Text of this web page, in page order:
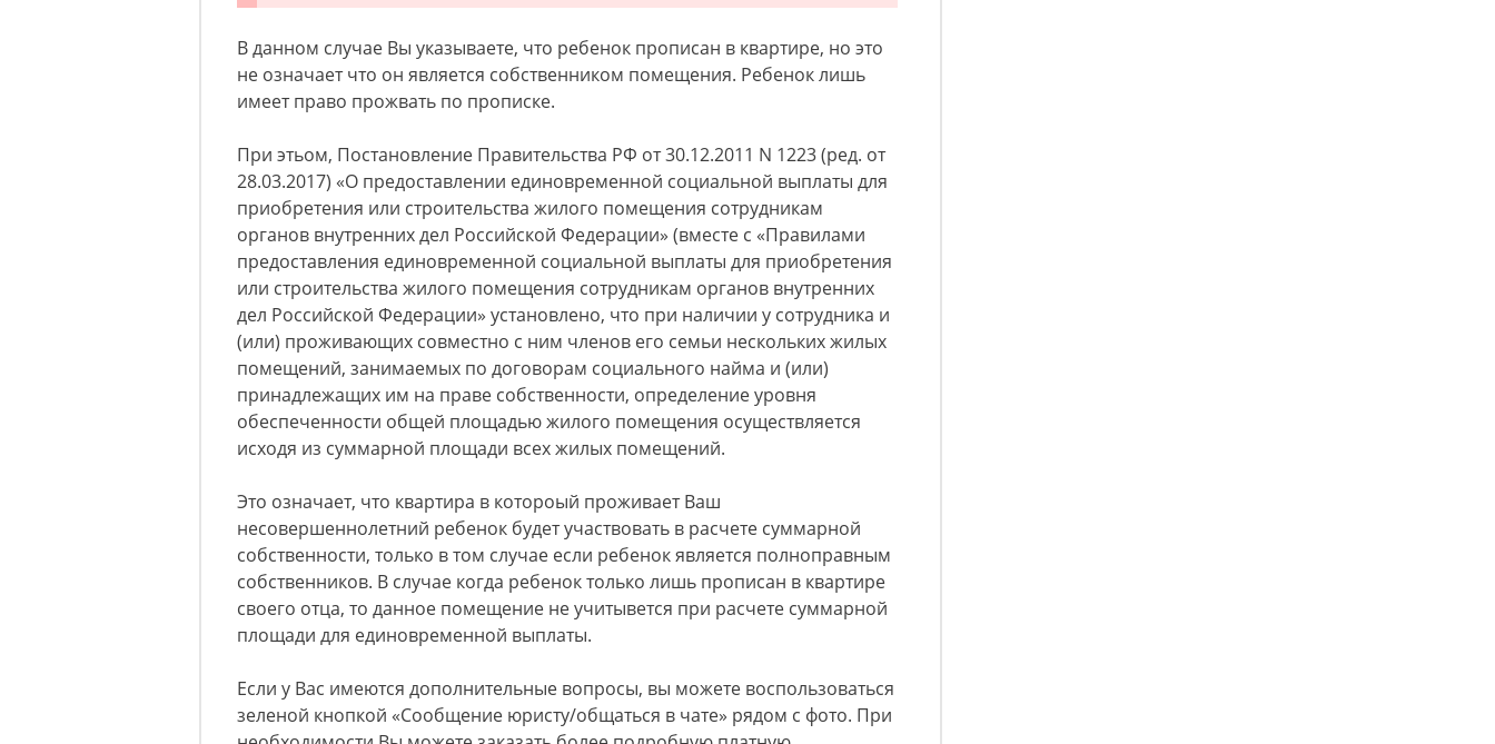
В данном случае Вы указываете, что ребенок прописан в квартире, но это
не означает что он является собственником помещения. Ребенок лишь
имеет право прожвать по прописке.
При этьом, Постановление Правительства РФ от 30.12.2011 N 1223 (ред. от
28.03.2017) «О предоставлении единовременной социальной выплаты для
приобретения или строительства жилого помещения сотрудникам
органов внутренних дел Российской Федерации» (вместе с «Правилами
предоставления единовременной социальной выплаты для приобретения
или строительства жилого помещения сотрудникам органов внутренних
дел Российской Федерации» установлено, что при наличии у сотрудника и
(или) проживающих совместно с ним членов его семьи нескольких жилых
помещений, занимаемых по договорам социального найма и (или)
принадлежащих им на праве собственности, определение уровня
обеспеченности общей площадью жилого помещения осуществляется
исходя из суммарной площади всех жилых помещений.
Это означает, что квартира в котороый проживает Ваш
несовершеннолетний ребенок будет участвовать в расчете суммарной
собственности, только в том случае если ребенок является полноправным
собственников. В случае когда ребенок только лишь прописан в квартире
своего отца, то данное помещение не учитывется при расчете суммарной
площади для единовременной выплаты.
Если у Вас имеются дополнительные вопросы, вы можете воспользоваться
зеленой кнопкой «Сообщение юристу/общаться в чате» рядом с фото. При